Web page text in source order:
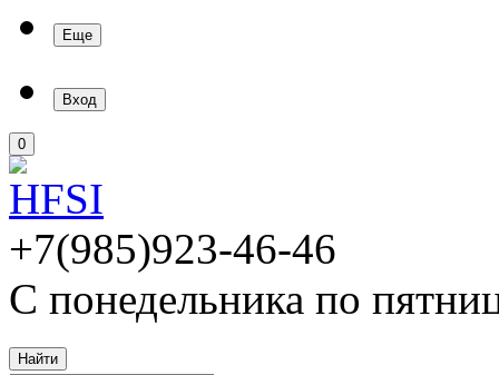
Еще
Вход
0
+7(985)923-46-46
С понедельника по
Найти